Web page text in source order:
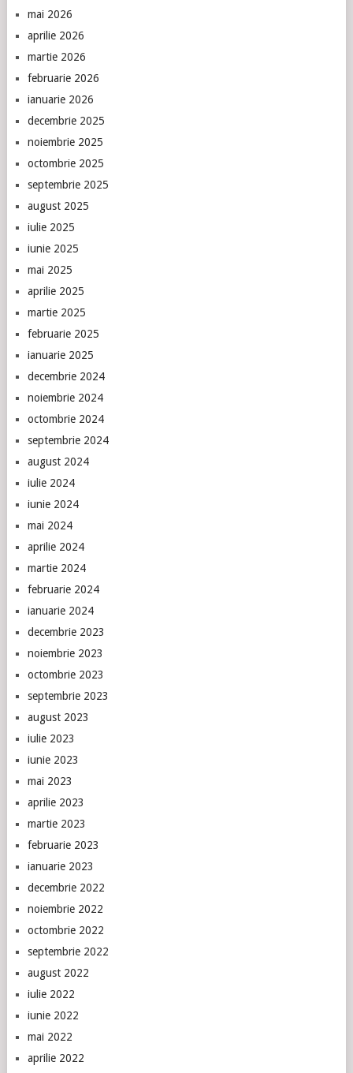
mai 2026
aprilie 2026
martie 2026
februarie 2026
ianuarie 2026
decembrie 2025
noiembrie 2025
octombrie 2025
septembrie 2025
august 2025
iulie 2025
iunie 2025
mai 2025
aprilie 2025
martie 2025
februarie 2025
ianuarie 2025
decembrie 2024
noiembrie 2024
octombrie 2024
septembrie 2024
august 2024
iulie 2024
iunie 2024
mai 2024
aprilie 2024
martie 2024
februarie 2024
ianuarie 2024
decembrie 2023
noiembrie 2023
octombrie 2023
septembrie 2023
august 2023
iulie 2023
iunie 2023
mai 2023
aprilie 2023
martie 2023
februarie 2023
ianuarie 2023
decembrie 2022
noiembrie 2022
octombrie 2022
septembrie 2022
august 2022
iulie 2022
iunie 2022
mai 2022
aprilie 2022